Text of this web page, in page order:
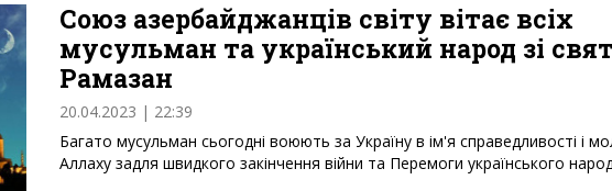
Союз азербайджанців світу вітає всіх
мусульман та український народ зі
Рамазан
20.04.2023 | 22:39
Багато мусульман сьогодні воюють за Україну в ім'я справедливості і
Аллаху задля швидкого закінчення війни та Перемоги українського